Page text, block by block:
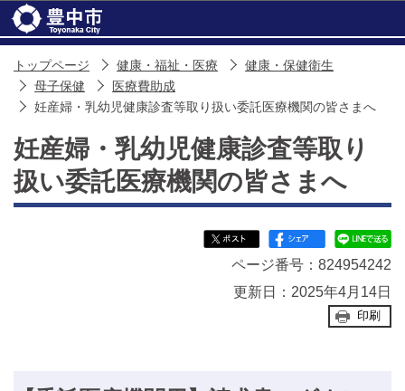
トップページ 健康・福祉・医療
健康・保健衛生
母子保健
医療費助成
妊産婦・乳幼児健康診査等取り扱い委託医療機関の皆さまへ
妊産婦・乳幼児健康診査等取り
扱い委託医療機関の皆さまへ
ページ番号：824954242
更新日：2025年4月14日
印刷